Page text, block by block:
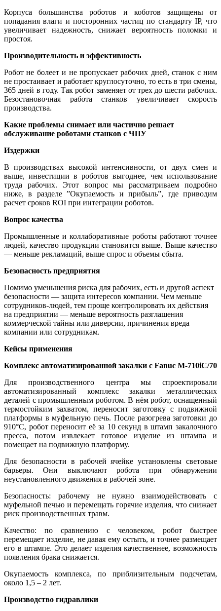
Корпуса большинства роботов и коботов защищены от
попадания влаги и посторонних частиц по стандарту IP, что
увеличивает надежность, снижает вероятность поломки и
простоя.
Производительность и эффективность
Робот не болеет и не пропускает рабочих дней, станок с ним
не простаивает и работает круглосуточно, то есть в три смены,
365 дней в году. Так робот заменяет от трех до шести рабочих.
Безостановочная работа станков увеличивает скорость
производства.
Какие проблемы снимает или частично решает
обслуживание роботами станков с ЧПУ
Издержки
В производствах высокой интенсивности, от двух смен и
выше, инвестиции в роботов выгоднее, чем использование
труда рабочих. Этот вопрос мы рассматриваем подробно
ниже, в разделе ”Окупаемость и прибыль”, где приводим
расчет сроков ROI при интеграции роботов.
Вопрос качества
Промышленные и коллаборативные роботы работают точнее
людей, качество продукции становится выше. Выше качество
— меньше рекламаций, выше спрос и объемы сбыта.
Безопасность предприятия
Помимо уменьшения риска для рабочих, есть и другой аспект
безопасности — защита интересов компании. Чем меньше
сотрудников-людей, тем проще контролировать их действия
на предприятии — меньше вероятность разглашения
коммерческой тайны или диверсии, причинения вреда
компании или сотрудникам.
Кейсы применения
Комплекс автоматизированной закалки с Fanuc M-710iC/70
Для производственного центра мы спроектировали
автоматизированный комплекс закалки металлических
деталей с промышленным роботом. В нём робот, оснащенный
термостойким захватом, переносит заготовку с подвижной
платформы в муфельную печь. После разогрева заготовки до
910°С, робот переносит её за 10 секунд в штамп закалочного
пресса, потом извлекает готовое изделие из штампа и
помещает на подвижную платформу.
Для безопасности в рабочей ячейке установлены световые
барьеры. Они выключают робота при обнаружении
неустановленного движения в рабочей зоне.
Безопасность: рабочему не нужно взаимодействовать с
муфельной печью и перемещать горячие изделия, что снижает
риск производственных травм.
Качество: по сравнению с человеком, робот быстрее
перемещает изделие, не давая ему остыть, и точнее размещает
его в штампе. Это делает изделия качественнее, возможность
появления брака снижается.
Окупаемость комплекса, по приблизительным подсчетам,
около 1,5 – 2 лет.
Производство гидравлики